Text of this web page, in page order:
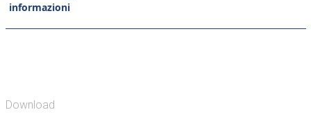
informazioni
Download